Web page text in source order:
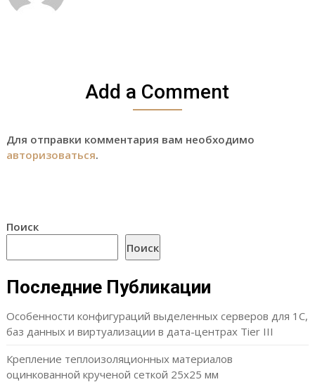
Add a Comment
Для отправки комментария вам необходимо
авторизоваться.
Поиск
Поиск
Последние Публикации
Особенности конфигураций выделенных серверов для 1С,
баз данных и виртуализации в дата-центрах Tier III
Крепление теплоизоляционных материалов
оцинкованной крученой сеткой 25х25 мм